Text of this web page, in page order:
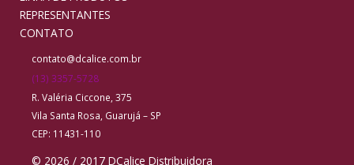
REPRESENTANTES
CONTATO
contato@dcalice.com.br
(13) 3357-5728
R. Valéria Ciccone, 375
Vila Santa Rosa, Guarujá – SP
CEP: 11431-110
© 2026 / 2017 DCalice Distribuidora